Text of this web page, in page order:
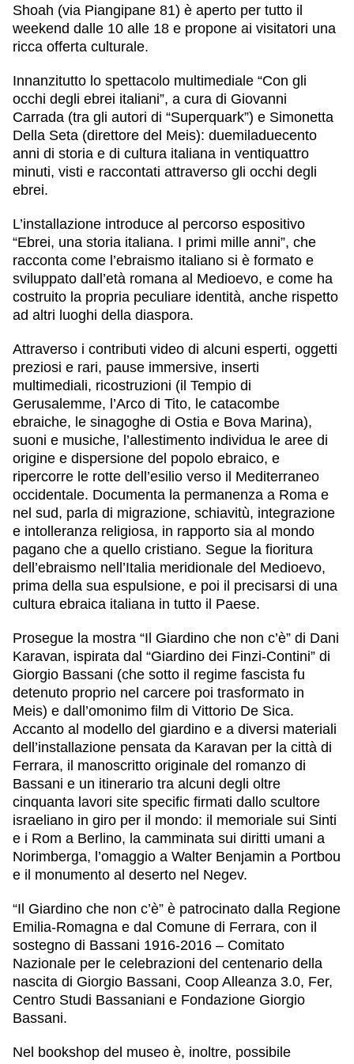
Shoah (via Piangipane 81) è aperto per tutto il
weekend dalle 10 alle 18 e propone ai visitatori una
ricca offerta culturale.
Innanzitutto lo spettacolo multimediale “Con gli
occhi degli ebrei italiani”, a cura di Giovanni
Carrada (tra gli autori di “Superquark”) e Simonetta
Della Seta (direttore del Meis): duemiladuecento
anni di storia e di cultura italiana in ventiquattro
minuti, visti e raccontati attraverso gli occhi degli
ebrei.
L’installazione introduce al percorso espositivo
“Ebrei, una storia italiana. I primi mille anni”, che
racconta come l’ebraismo italiano si è formato e
sviluppato dall’età romana al Medioevo, e come ha
costruito la propria peculiare identità, anche rispetto
ad altri luoghi della diaspora.
Attraverso i contributi video di alcuni esperti, oggetti
preziosi e rari, pause immersive, inserti
multimediali, ricostruzioni (il Tempio di
Gerusalemme, l’Arco di Tito, le catacombe
ebraiche, le sinagoghe di Ostia e Bova Marina),
suoni e musiche, l’allestimento individua le aree di
origine e dispersione del popolo ebraico, e
ripercorre le rotte dell’esilio verso il Mediterraneo
occidentale. Documenta la permanenza a Roma e
nel sud, parla di migrazione, schiavitù, integrazione
e intolleranza religiosa, in rapporto sia al mondo
pagano che a quello cristiano. Segue la fioritura
dell’ebraismo nell’Italia meridionale del Medioevo,
prima della sua espulsione, e poi il precisarsi di una
cultura ebraica italiana in tutto il Paese.
Prosegue la mostra “Il Giardino che non c’è” di Dani
Karavan, ispirata dal “Giardino dei Finzi-Contini” di
Giorgio Bassani (che sotto il regime fascista fu
detenuto proprio nel carcere poi trasformato in
Meis) e dall’omonimo film di Vittorio De Sica.
Accanto al modello del giardino e a diversi materiali
dell’installazione pensata da Karavan per la città di
Ferrara, il manoscritto originale del romanzo di
Bassani e un itinerario tra alcuni degli oltre
cinquanta lavori site specific firmati dallo scultore
israeliano in giro per il mondo: il memoriale sui Sinti
e i Rom a Berlino, la camminata sui diritti umani a
Norimberga, l’omaggio a Walter Benjamin a Portbou
e il monumento al deserto nel Negev.
“Il Giardino che non c’è” è patrocinato dalla Regione
Emilia-Romagna e dal Comune di Ferrara, con il
sostegno di Bassani 1916-2016 – Comitato
Nazionale per le celebrazioni del centenario della
nascita di Giorgio Bassani, Coop Alleanza 3.0, Fer,
Centro Studi Bassaniani e Fondazione Giorgio
Bassani.
Nel bookshop del museo è, inoltre, possibile